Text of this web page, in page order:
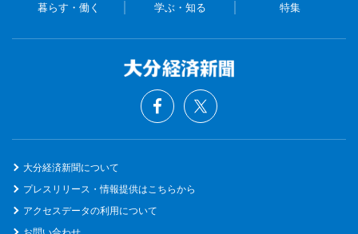
暮らす・働く 学ぶ・知る 特集
大分経済新聞について
プレスリリース・情報提供はこちらから
アクセスデータの利用について